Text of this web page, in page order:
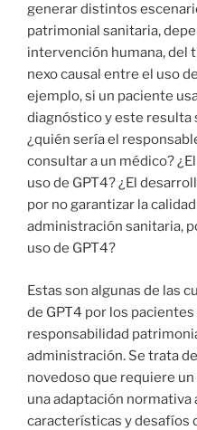
generar distintos
patrimonial sanitaria,
intervención humana, del
nexo causal entre el uso
ejemplo, si un paciente
diagnóstico y este resulta
¿quién sería el
consultar a un médico?
uso de GPT4? ¿El
por no garantizar la
administración sanitaria,
uso de GPT4?
Estas son algunas de las
de GPT4 por los
responsabilidad
administración. Se trata
novedoso que requiere
una adaptación normativa
características y desafíos